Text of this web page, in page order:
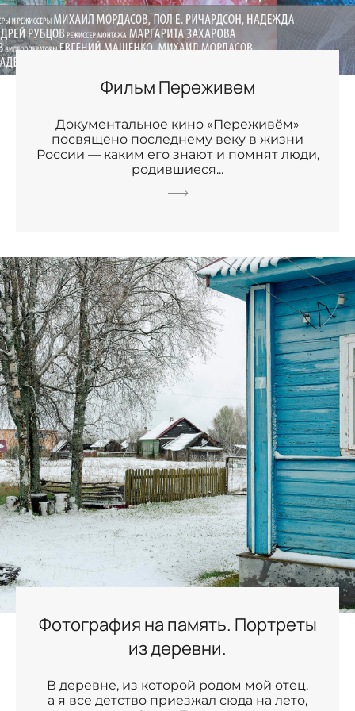
Фильм Переживем
Документальное кино «Переживём»
посвящено последнему веку в жизни
России — каким его знают и помнят люди,
родившиеся...
Фотография на память. Портреты
из деревни.
В деревне, из которой родом мой отец,
а я все детство приезжал сюда на лето,